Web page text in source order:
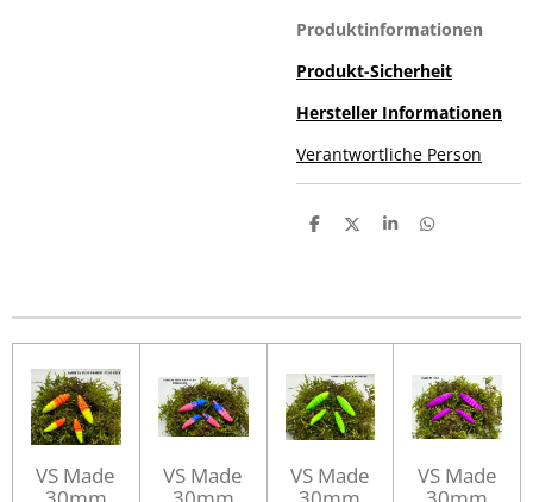
Produktinformationen
Produkt-Sicherheit
Hersteller Informationen
Verantwortliche Person
T
n
T
n
T
n
T
n
VS Made
VS Made
VS Made
VS Made